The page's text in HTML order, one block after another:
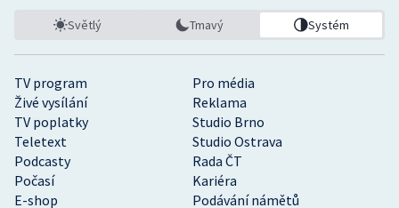
TV program
Pro média
Živé vysílání
Reklama
TV poplatky
Studio Brno
Teletext
Studio Ostrava
Podcasty
Rada ČT
Počasí
Kariéra
E-shop
Podávání námětů
Světlý Tmavý Systém